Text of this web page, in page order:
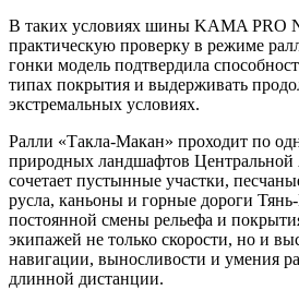
В таких условиях шины KAMA PRO
практическую проверку в режиме
гонки модель подтвердила
типах покрытия и выдерживать
экстремальных условиях.
Ралли «Такла-Макан» проходит по
природных ландшафтов
сочетает пустынные участки,
русла, каньоны и горные дороги
постоянной смены рельефа и
экипажей не только скорости, но и
навигации, выносливости и умения
длинной дистанции.